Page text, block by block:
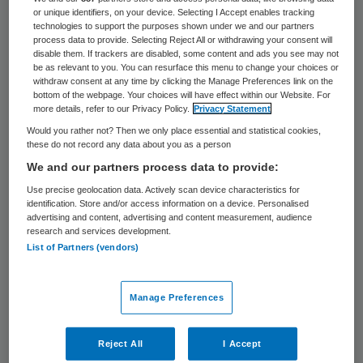
In de Italiaanse provincie Zuid-Tirol moeten
dronken mensen betalen voor
ambulancevervoer. Daartoe is een wet
ingesteld.
Wie naar het ziekenhuis wordt gebracht
met een alcoholpromillage van meer dan 1,5
in zijn bloed, moet 200 euro betalen. Dit
heeft het Italiaanse persbureau ANSA
Volg Skipr ook op Twitter
or unique identifiers, on your device. Selecting I Accept enables tracking
technologies to support the purposes shown under we and our partners
process data to provide. Selecting Reject All or withdrawing your consent will
disable them. If trackers are disabled, some content and ads you see may not
be as relevant to you. You can resurface this menu to change your choices or
withdraw consent at any time by clicking the Manage Preferences link on the
bottom of the webpage. Your choices will have effect within our Website. For
more details, refer to our Privacy Policy.
Privacy Statement
Would you rather not? Then we only place essential and statistical cookies,
these do not record any data about you as a person
We and our partners process data to provide:
Use precise geolocation data. Actively scan device characteristics for
identification. Store and/or access information on a device. Personalised
advertising and content, advertising and content measurement, audience
research and services development.
List of Partners (vendors)
Manage Preferences
Reject All I Accept